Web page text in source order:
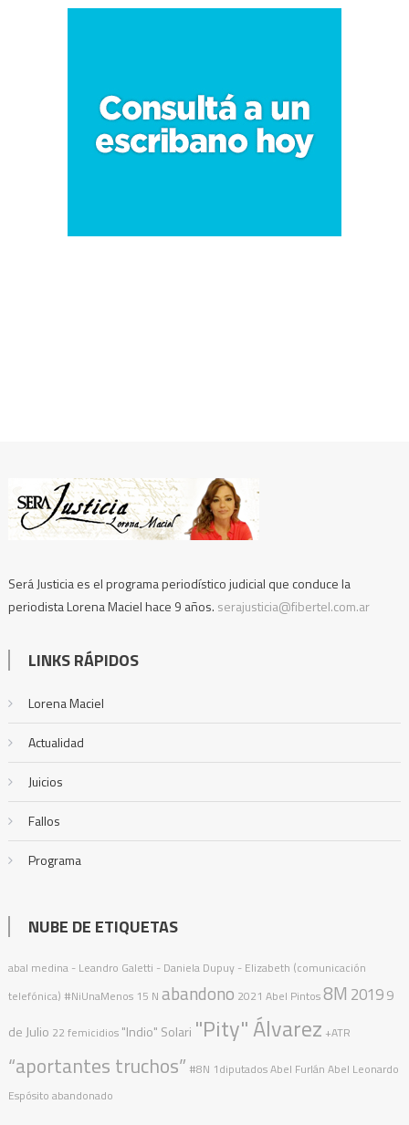
Será Justicia es el programa periodístico judicial que conduce la
periodista Lorena Maciel hace 9 años. serajusticia@fibertel.com.ar
LINKS RÁPIDOS
Lorena Maciel
Actualidad
Juicios
Fallos
Programa
NUBE DE ETIQUETAS
abal medina - Leandro Galetti - Daniela Dupuy - Elizabeth (comunicación
telefónica) #NiUnaMenos 15 N abandono 2021 Abel Pintos8M 20199
de Julio 22 femicidios "Indio" Solari "Pity" Álvarez +ATR
“aportantes truchos” #8N 1diputadosAbel Furlán Abel Leonardo
Espósito abandonado